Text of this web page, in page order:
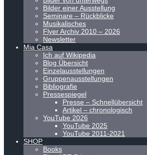
Bilder einer Ausstellung
Seminare – Rückblicke
Musikalisches
Flyer Archiv 2010 – 2026
Newsletter
Mia Casa
Ich auf Wikipedia
Blog Übersicht
Einzelausstellungen
Gruppenausstellungen
Bibliografie
Pressespiegel
Presse – Schnellübersicht
Artikel – chronologisch
YouTube 2026
YouTube 2025
YouTube 2011-2021
SHOP
Books